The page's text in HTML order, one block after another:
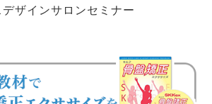
ザインサロンセミナー